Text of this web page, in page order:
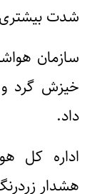
شدت بیشتری
سازمان
داد.
اداره کل
هشدار